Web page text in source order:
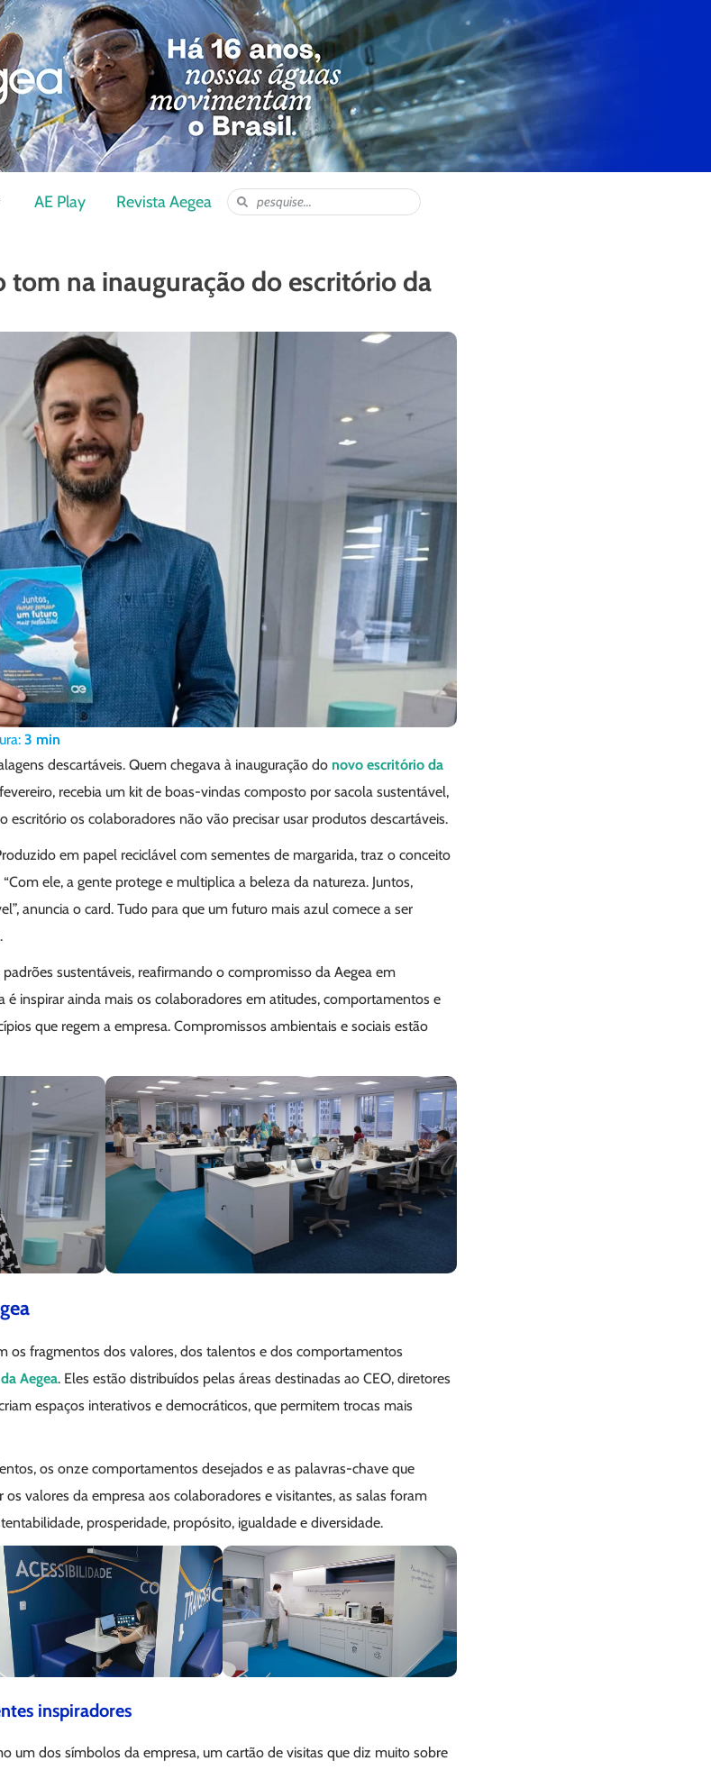
AE Play Revista Aegea
tom na inauguração do escritório da
3 min
descartáveis. Quem chegava à inauguração do novo escritório da
recebia um kit de boas-vindas composto por sacola sustentável,
escritório os colaboradores não vão precisar usar produtos descartáveis.
em papel reciclável com sementes de margarida, traz o conceito
ele, a gente protege e multiplica a beleza da natureza. Juntos,
anuncia o card. Tudo para que um futuro mais azul comece a ser
sustentáveis, reafirmando o compromisso da Aegea em
é inspirar ainda mais os colaboradores em atitudes, comportamentos e
que regem a empresa. Compromissos ambientais e sociais estão
os fragmentos dos valores, dos talentos e dos comportamentos
Aegea. Eles estão distribuídos pelas áreas destinadas ao CEO, diretores
espaços interativos e democráticos, que permitem trocas mais
os onze comportamentos desejados e as palavras-chave que
valores da empresa aos colaboradores e visitantes, as salas foram
prosperidade, propósito, igualdade e diversidade.
inspiradores
um dos símbolos da empresa, um cartão de visitas que diz muito sobre